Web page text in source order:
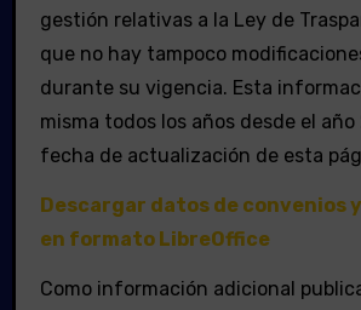
gestión relativas a la Ley de
que no hay tampoco
durante su vigencia. Esta
misma todos los años desde el
fecha de actualización de esta
Descargar datos de convenios
en formato LibreOffice
Como información adicional